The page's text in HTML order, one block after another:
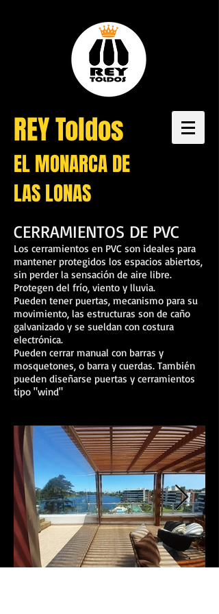
REY Toldos
EL MONARCA DE
LAS LONAS
CERRAMIENTOS DE PVC
Los cerramientos en PVC son ideales para
mantener protegidos los espacios abiertos,
sin perder la sensación de aire libre.
Protegen del frío, viento y lluvia.
Pueden tener puertas, mecanismo para su
movimiento, las estructuras son de caño
galvanizado y se sueldan con costura
electrónica.
Pueden cerrar manual con barras y
mosquetones, o barra y cuerdas. También
pueden diseñarse puertas y cerramientos
tipo "wind"